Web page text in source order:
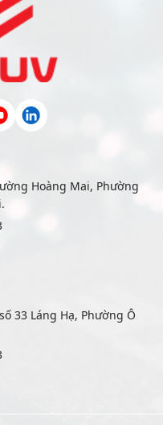
Hoàng Mai, Phường
33 Láng Hạ, Phường Ô